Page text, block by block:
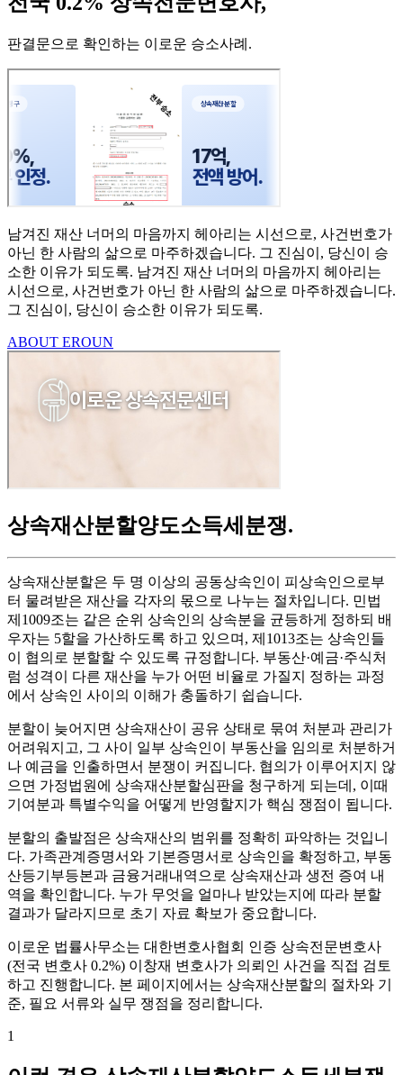
판결문으로 확인하는 이로운 승소사례 .
남겨진 재산 너머의 마음까지 헤아리는 시선으로, 사건번호가
아닌 한 사람의 삶으로 마주하겠습니다. 그 진심이, 당신이 승
소한 이유가 되도록. 남겨진 재산 너머의 마음까지 헤아리는
시선으로, 사건번호가 아닌 한 사람의 삶으로 마주하겠습니다.
그 진심이, 당신이 승소한 이유가 되도록.
ABOUT EROUN
상속재산분할양도소득세분쟁.
상속재산분할은 두 명 이상의 공동상속인이 피상속인으로부
터 물려받은 재산을 각자의 몫으로 나누는 절차입니다. 민법
제1009조는 같은 순위 상속인의 상속분을 균등하게 정하되 배
우자는 5할을 가산하도록 하고 있으며, 제1013조는 상속인들
이 협의로 분할할 수 있도록 규정합니다. 부동산·예금·주식처
럼 성격이 다른 재산을 누가 어떤 비율로 가질지 정하는 과정
에서 상속인 사이의 이해가 충돌하기 쉽습니다.
분할이 늦어지면 상속재산이 공유 상태로 묶여 처분과 관리가
어려워지고, 그 사이 일부 상속인이 부동산을 임의로 처분하거
나 예금을 인출하면서 분쟁이 커집니다. 협의가 이루어지지 않
으면 가정법원에 상속재산분할심판을 청구하게 되는데, 이때
기여분과 특별수익을 어떻게 반영할지가 핵심 쟁점이 됩니다.
분할의 출발점은 상속재산의 범위를 정확히 파악하는 것입니
다. 가족관계증명서와 기본증명서로 상속인을 확정하고, 부동
산등기부등본과 금융거래내역으로 상속재산과 생전 증여 내
역을 확인합니다. 누가 무엇을 얼마나 받았는지에 따라 분할
결과가 달라지므로 초기 자료 확보가 중요합니다.
이로운 법률사무소는 대한변호사협회 인증 상속전문변호사
(전국 변호사 0.2%) 이창재 변호사가 의뢰인 사건을 직접 검토
하고 진행합니다. 본 페이지에서는 상속재산분할의 절차와 기
준, 필요 서류와 실무 쟁점을 정리합니다.
1